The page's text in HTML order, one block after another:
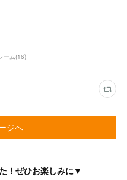
ーム(16)
ジへ
！ぜひお楽しみに▼